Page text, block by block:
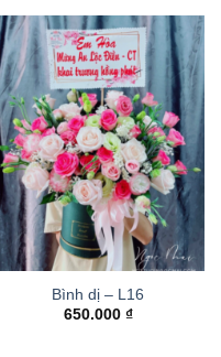
Bình dị – L16
650.000 ₫